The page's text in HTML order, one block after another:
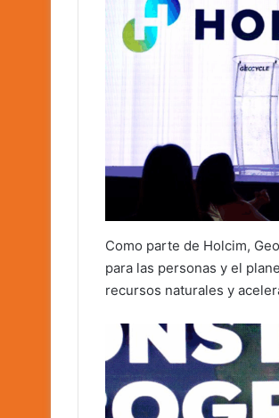
Como parte de Holcim,
para las personas y el
recursos naturales y